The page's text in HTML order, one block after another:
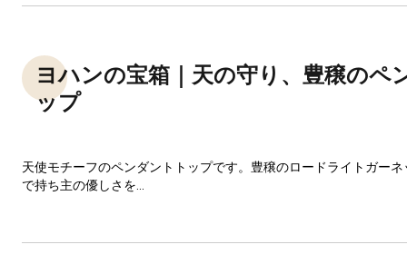
ヨハンの宝箱｜天の守り、豊穣のペ
ップ
天使モチーフのペンダントトップです。豊穣のロードライトガー
で持ち主の優しさを...